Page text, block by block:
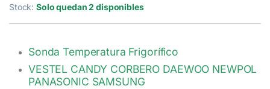
5.00de 5 en
valoración de
Stock:Solo quedan 2 disponibles
Sonda Temperatura Frigorífico
VESTEL CANDY CORBERO DAEWOO NEWPOL
PANASONIC SAMSUNG